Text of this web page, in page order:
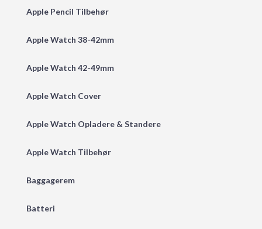
Apple Pencil Tilbehør
Apple Watch 38-42mm
Apple Watch 42-49mm
Apple Watch Cover
Apple Watch Opladere & Standere
Apple Watch Tilbehør
Baggagerem
Batteri